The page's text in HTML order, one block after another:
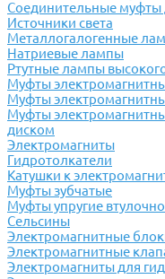
Соединительные муфты
Источники света
Металлогалогенные
Натриевые лампы
Ртутные лампы
Муфты
Муфты
Муфты
диском
Электромагниты
Гидротолкатели
Катушки к
Муфты зубчатые
Муфты упругие
Сельсины
Электромагнитные
Электромагнитные
Электромагниты для